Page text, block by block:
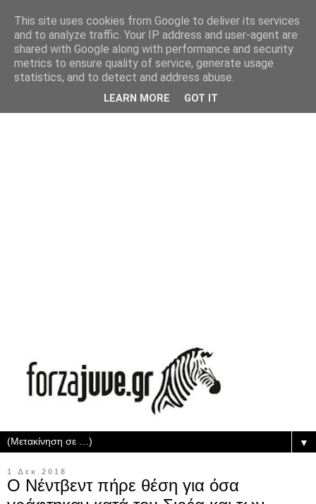
▼
1 Δεκ 2018
Ο Νέντβεντ πήρε θέση για όσα
This site uses cookies from Google to deliver its services
and to analyze traffic. Your IP address and user-agent are
shared with Google along with performance and security
metrics to ensure quality of service, generate usage
statistics, and to detect and address abuse.
LEARN MORE GOT IT